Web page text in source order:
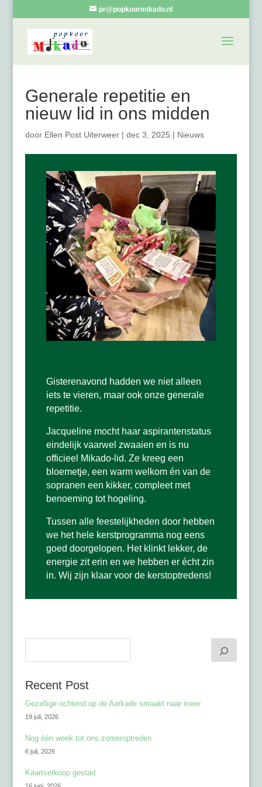
pr@popkoormikado.nl
Generale repetitie en
nieuw lid in ons midden
door Ellen Post Uiterweer| dec 3, 2025 | Nieuws
Gisterenavond hadden we niet alleen
iets te vieren, maar ook onze generale
repetitie.
Jacqueline mocht haar aspirantenstatus
eindelijk vaarwel zwaaien en is nu
officieel Mikado-lid. Ze kreeg een
bloemetje, een warm welkom én van de
sopranen een kikker, compleet met
benoeming tot hogeling.
Tussen alle feestelijkheden door hebben
we het hele kerstprogramma nog eens
goed doorgelopen. Het klinkt lekker, de
energie zit erin en we hebben er écht zin
in. Wij zijn klaar voor de kerstoptredens!
Recent Post
Gezellige ochtend op de Aarkade smaakt naar meer
19 juli, 2026
Nog één week tot ons zomeroptreden
6 juli, 2026
Kaartverkoop gestart